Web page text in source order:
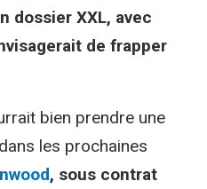
dossier XXL, avec
de frapper
bien prendre une
les prochaines
, sous contrat